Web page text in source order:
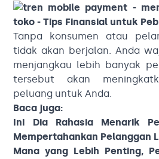
Tanpa konsumen atau
tidak akan berjalan. Anda
menjangkau lebih banyak
tersebut akan
peluang untuk Anda.
Baca juga:
Ini Dia Rahasia Menarik
Mempertahankan Pelanggan
Mana yang Lebih Penting,